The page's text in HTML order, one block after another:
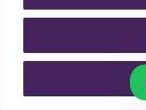
Córdoba
la realización de
con fines